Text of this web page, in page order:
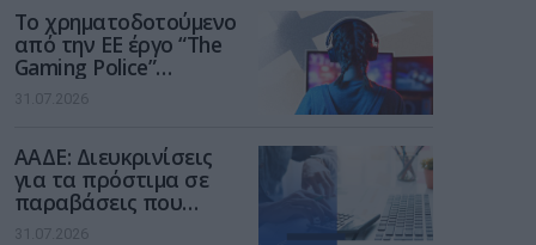
Το χρηματοδοτούμενο
από την ΕΕ έργο “The
Gaming Police”
ενισχύει την ασφάλεια
των παιδιών στο
31.07.2026
ΑΑΔΕ: Διευκρινίσεις
για τα πρόστιμα σε
παραβάσεις που
αφορούν τους ΦΗΜ
31.07.2026